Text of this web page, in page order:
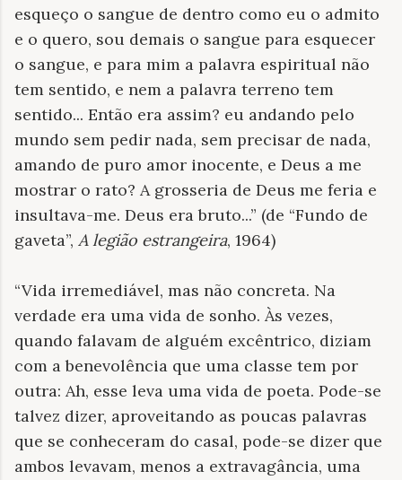
esqueço o sangue de dentro como eu o admito
e o quero, sou demais o sangue para esquecer
o sangue, e para mim a palavra espiritual não
tem sentido, e nem a palavra terreno tem
sentido... Então era assim? eu andando pelo
mundo sem pedir nada, sem precisar de nada,
amando de puro amor inocente, e Deus a me
mostrar o rato? A grosseria de Deus me feria e
insultava-me. Deus era bruto...” (de “Fundo de
gaveta”, A legião estrangeira, 1964)
“Vida irremediável, mas não concreta. Na
verdade era uma vida de sonho. Às vezes,
quando falavam de alguém excêntrico, diziam
com a benevolência que uma classe tem por
outra: Ah, esse leva uma vida de poeta. Pode-se
talvez dizer, aproveitando as poucas palavras
que se conheceram do casal, pode-se dizer que
ambos levavam, menos a extravagância, uma